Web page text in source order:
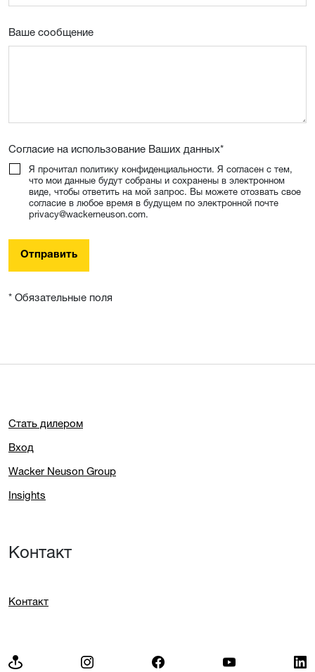
Ваше сообщение
Согласие на использование Ваших данных*
Я прочитал политику конфиденциальности. Я согласен с тем,
что мои данные будут собраны и сохранены в электронном
виде, чтобы ответить на мой запрос. Вы можете отозвать свое
согласие в любое время в будущем по электронной почте
privacy@wackerneuson.com.
Отправить
* Обязательные поля
Стать дилером
Вход
Wacker Neuson Group
Insights
Контакт
Контакт